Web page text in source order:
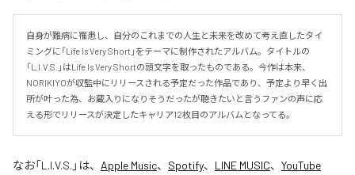
自身が難病に罹患し、自分のこれまでの人生と未来を改めて考え直したタイ
ミングに「Life Is Very Short」をテーマに制作されたアルバム。タイトルの
「L.I.V.S.」はLife Is Very Shortの頭文字を取ったものである。今作は本来、
NORIKIYOが収監中にリリースされる予定だった作品であり、予定より早く出
所が叶った為、お蔵入りになりそうだったが聴きたいと言うファンの声に応
える形でリリースが決定したキャリア12枚目のアルバムとなってる。
なお「L.I.V.S. 」は、 Apple Music、 Spotify、 LINE MUSIC、 YouTube